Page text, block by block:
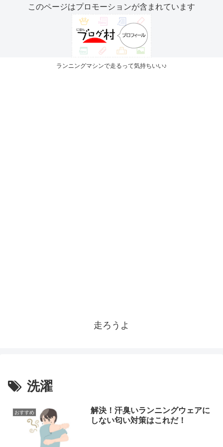
このページはプロモーションが含まれています
ランニングマシンで走るって気持ちいい♪
走ろうよ
洗濯
おすすめ
解決！汗臭いランニングウェアに
しない匂い対策はこれだ！